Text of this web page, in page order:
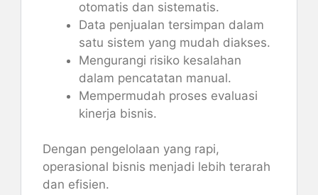
otomatis dan sistematis.
Data penjualan tersimpan dalam
satu sistem yang mudah diakses.
Mengurangi risiko kesalahan
dalam pencatatan manual.
Mempermudah proses evaluasi
kinerja bisnis.
Dengan pengelolaan yang rapi,
operasional bisnis menjadi lebih terarah
dan efisien.